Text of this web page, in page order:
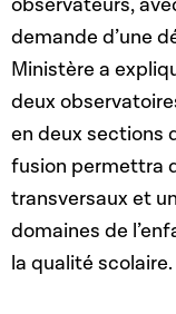
observateurs,
demande d’une
Ministère a
deux
en deux sections
fusion permettra
transversaux et
domaines de
la qualité scolaire.